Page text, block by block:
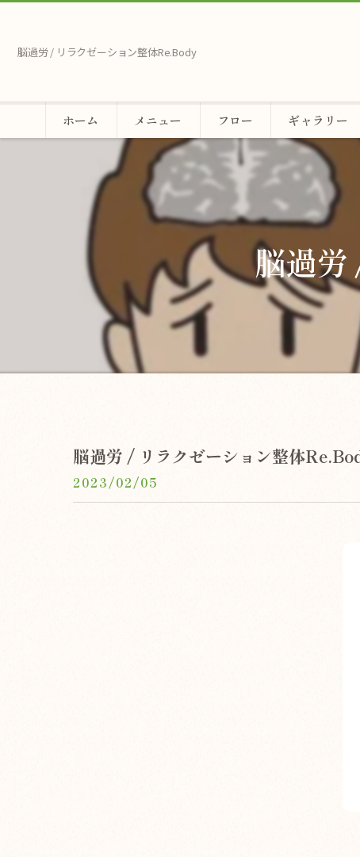
脳過労 / リラクゼーション整体Re.Body
ホーム メニュー フロー ギャラリー
脳過労
脳過労 / リラクゼーション整体
2023/02/05